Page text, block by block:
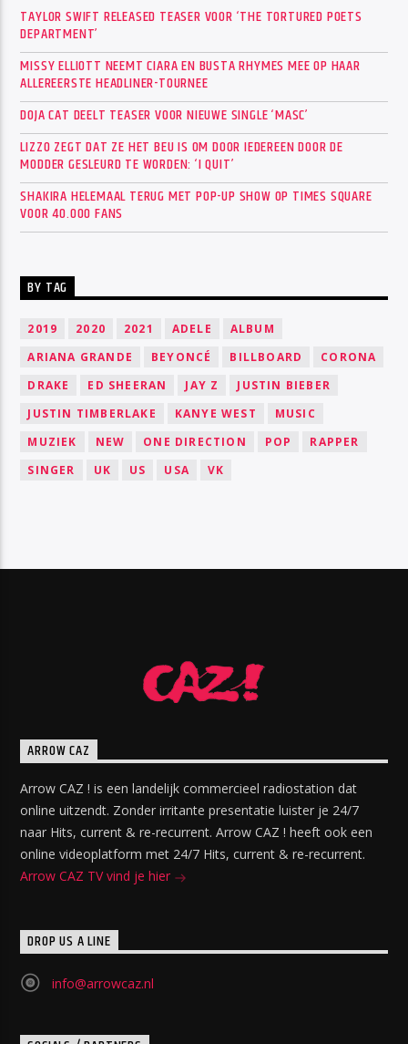
TAYLOR SWIFT RELEASED TEASER VOOR ‘THE TORTURED POETS
DEPARTMENT’
MISSY ELLIOTT NEEMT CIARA EN BUSTA RHYMES MEE OP HAAR
ALLEREERSTE HEADLINER-TOURNEE
DOJA CAT DEELT TEASER VOOR NIEUWE SINGLE ‘MASC’
LIZZO ZEGT DAT ZE HET BEU IS OM DOOR IEDEREEN DOOR DE
MODDER GESLEURD TE WORDEN: ‘I QUIT’
SHAKIRA HELEMAAL TERUG MET POP-UP SHOW OP TIMES SQUARE
VOOR 40.000 FANS
BY TAG
2019 2020 2021 ADELE
ALBUM
ARIANA GRANDE
BEYONCÉ BILLBOARD
CORONA
DRAKE
ED SHEERAN JAY Z
JUSTIN BIEBER
JUSTIN TIMBERLAKE
KANYE WEST
MUSIC
MUZIEK
NEW ONE DIRECTION POP
RAPPER
SINGER
UK US USA VK
ARROW CAZ
Arrow CAZ ! is een landelijk commercieel radiostation dat
online uitzendt. Zonder irritante presentatie luister je 24/7
naar Hits, current & re-recurrent. Arrow CAZ ! heeft ook een
online videoplatform met 24/7 Hits, current & re-recurrent.
Arrow CAZ TV vind je hier
DROP US A LINE
info@arrowcaz.nl